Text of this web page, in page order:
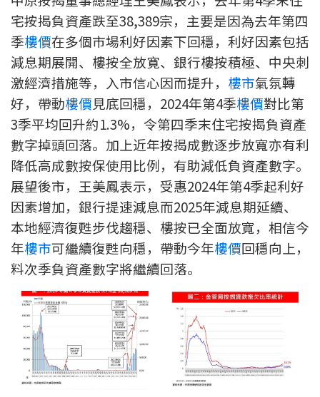
供款年期計算
工商舖按揭計算
印花稅計算
免費物業估價
下載中心
按揭全面睇
新聞/研究
公司動態
按市新聞
統計數據庫
按揭快趣智識
宅按揭負資產跌至38,389宗，主要是因為去年第四
季樓價在多個市場利好因素下回穩，利好因素包括
減息期展開、樓按全放寛、銀行樓按積極、中央刺
激經濟措施等，入市信心因而提升， 樓市氣氛轉
好，帶動樓價見底回穩，2024年第4季樓價對比第
3季平均回升約1.3%，令第四季末住宅按揭負資產
數字掉頭回落。加上近年按揭成數逐步放寬亦有利
降低高成數按保使用比例，有助減低負資產數字。
展望後市，王美鳳表示，受惠2024年第4季起利好
因素增加，銀行提速減息而2025年減息期延續、
本地經濟復甦步伐趨穩、樓按已全面放寬，相信今
年樓市可繼續復甦向穩，帶動今年樓價回穩向上，
料次季負資產數字將繼續回落。